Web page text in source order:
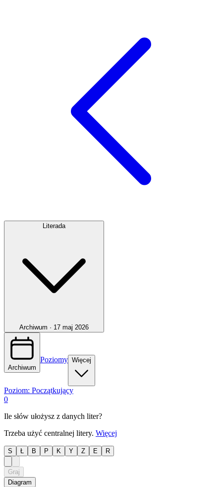
Literada
Archiwum · 17 maj 2026
Archiwum
Poziomy Więcej
Poziom: Początkujący
0
Ile słów ułożysz z danych liter?
Trzeba użyć centralnej litery. Więcej
S Ł B P K Y Z E R
Graj
Diagram